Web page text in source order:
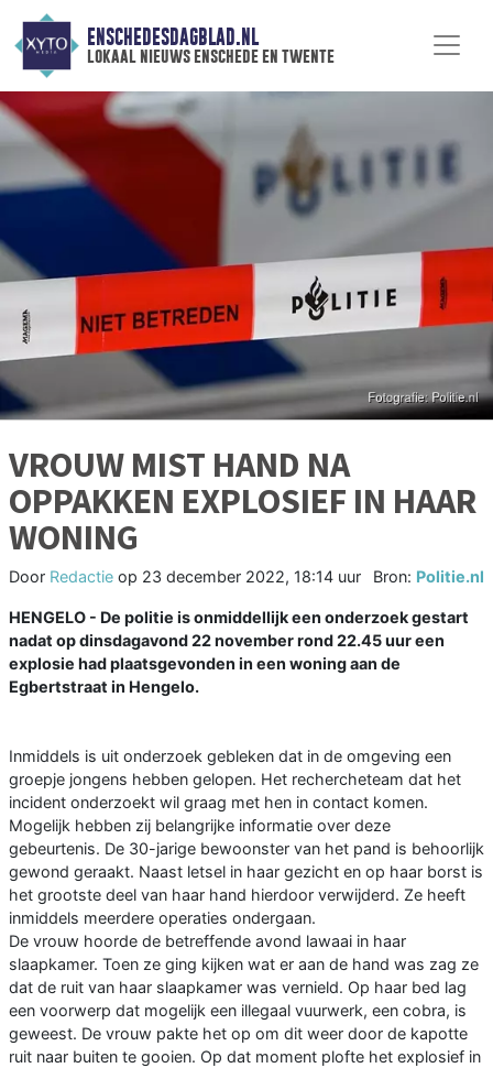
ENSCHEDESDAGBLAD.NL
lokaal nieuws enschede en twente
VROUW MIST HAND NA
OPPAKKEN EXPLOSIEF IN HAAR
WONING
Door Redactie op 23 december 2022, 18:14 uur Bron: Politie.nl
HENGELO - De politie is onmiddellijk een onderzoek gestart
nadat op dinsdagavond 22 november rond 22.45 uur een
explosie had plaatsgevonden in een woning aan de
Egbertstraat in Hengelo.
Inmiddels is uit onderzoek gebleken dat in de omgeving een
groepje jongens hebben gelopen. Het rechercheteam dat het
incident onderzoekt wil graag met hen in contact komen.
Mogelijk hebben zij belangrijke informatie over deze
gebeurtenis. De 30-jarige bewoonster van het pand is behoorlijk
gewond geraakt. Naast letsel in haar gezicht en op haar borst is
het grootste deel van haar hand hierdoor verwijderd. Ze heeft
inmiddels meerdere operaties ondergaan.
De vrouw hoorde de betreffende avond lawaai in haar
slaapkamer. Toen ze ging kijken wat er aan de hand was zag ze
dat de ruit van haar slaapkamer was vernield. Op haar bed lag
een voorwerp dat mogelijk een illegaal vuurwerk, een cobra, is
geweest. De vrouw pakte het op om dit weer door de kapotte
ruit naar buiten te gooien. Op dat moment plofte het explosief in